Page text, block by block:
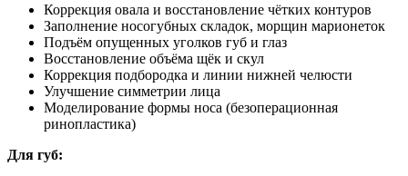
Коррекция овала и восстановление чётких контуров
Заполнение носогубных складок, морщин марионеток
Подъём опущенных уголков губ и глаз
Восстановление объёма щёк и скул
Коррекция подбородка и линии нижней челюсти
Улучшение симметрии лица
Моделирование формы носа (безоперационная
ринопластика)
Для губ: